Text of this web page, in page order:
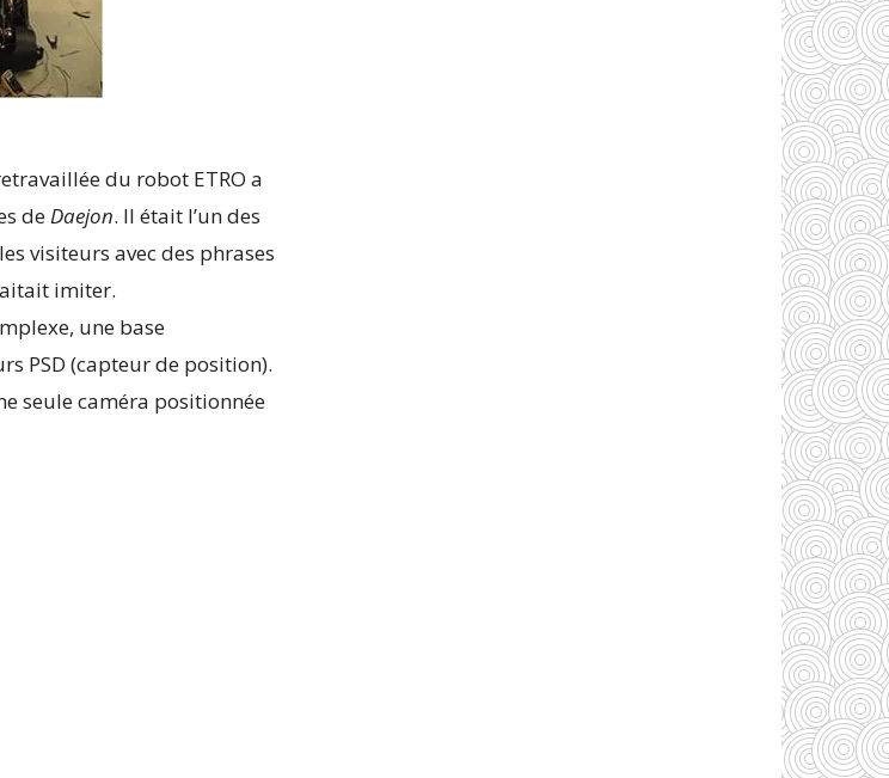
du robot ETRO a
deDaejon. Il était l’un des
visiteurs avec des phrases
imiter.
une base
PSD (capteur de position).
seule caméra positionnée